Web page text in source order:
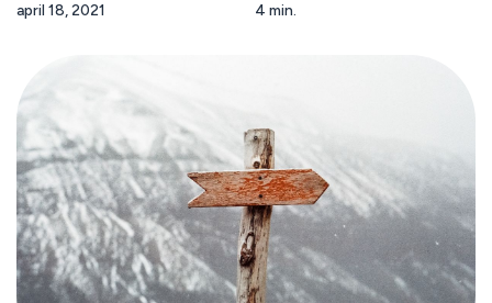
april 18, 2021
4 min.